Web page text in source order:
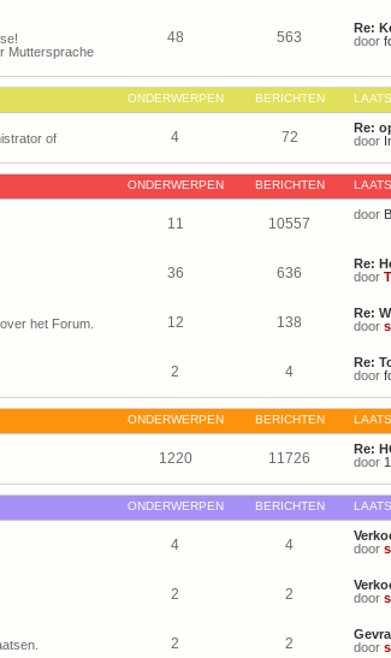
Muttersprache
48 563
Re:
door
ONDERWERPEN BERICHTEN
of
4 72
Re:
door
ONDERWERPEN BERICHTEN
11 10557
door
36 636
Re:
door
het Forum.
12 138
Re:
door
2 4
Re:
door
ONDERWERPEN BERICHTEN
1220 11726
Re:
door
ONDERWERPEN BERICHTEN
4 4
door
2 2
door
2 2
door